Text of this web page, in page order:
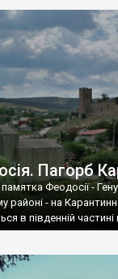
Пагорб
Феодосії -
районі - на
в південній частині